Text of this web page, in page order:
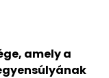
amely a